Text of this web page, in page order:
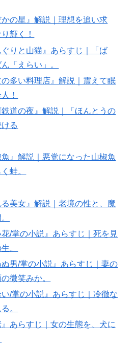
の星』解説｜理想を追い求
輝く！
りと山猫』あらすじ｜「ば
「えらい」。
多い料理店』解説｜震えて眠
！
道の夜』解説｜「ほんとうの
る
』解説｜悪党になった山椒魚
蛙。
美女』解説｜老境の性と、魔
/掌の小説』あらすじ｜死を見
。
男/掌の小説』あらすじ｜妻の
微笑みか。
/掌の小説』あらすじ｜冷徹な
。
あらすじ｜女の生態を、犬に